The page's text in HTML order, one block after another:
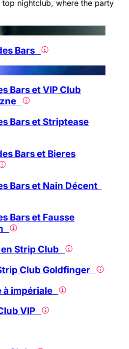
nightclub, where the party
Bars
Bars et VIP Club
Bars et Striptease
Bars et Bieres
Bars et Nain Décent
Bars et Fausse
Strip Club
Club Goldfinger
à impériale
VIP